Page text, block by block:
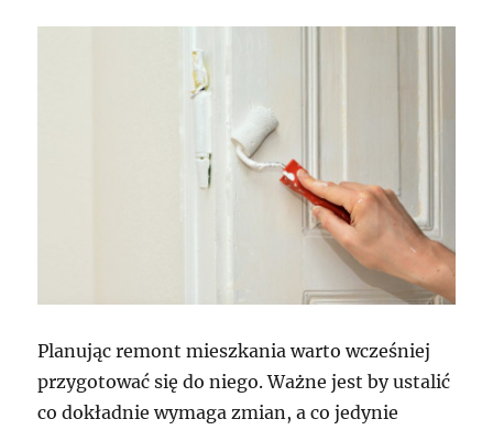
Planując remont mieszkania warto wcześniej
przygotować się do niego. Ważne jest by ustalić
co dokładnie wymaga zmian, a co jedynie